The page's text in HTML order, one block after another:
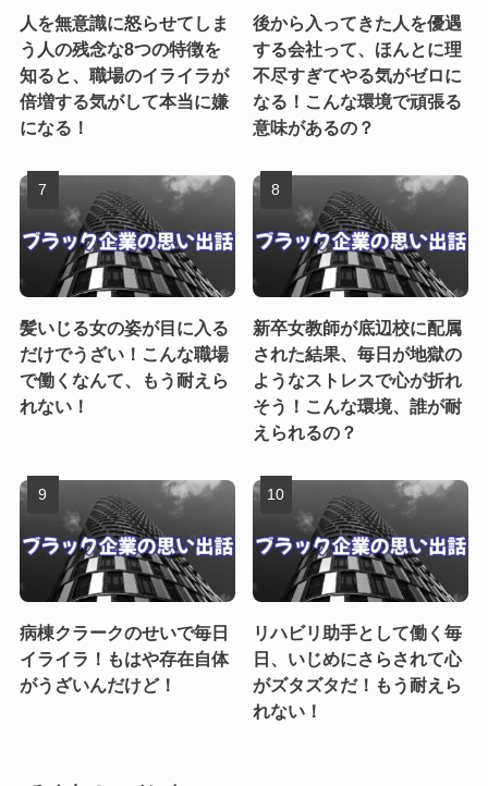
人を無意識に怒らせてしま
う人の残念な8つの特徴を
知ると、職場のイライラが
倍増する気がして本当に嫌
になる！
後から入ってきた人を優遇
する会社って、ほんとに理
不尽すぎてやる気がゼロに
なる！こんな環境で頑張る
意味があるの？
髪いじる女の姿が目に入る
だけでうざい！こんな職場
で働くなんて、もう耐えら
れない！
新卒女教師が底辺校に配属
された結果、毎日が地獄の
ようなストレスで心が折れ
そう！こんな環境、誰が耐
えられるの？
病棟クラークのせいで毎日
イライラ！もはや存在自体
がうざいんだけど！
リハビリ助手として働く毎
日、いじめにさらされて心
がズタズタだ！もう耐えら
れない！